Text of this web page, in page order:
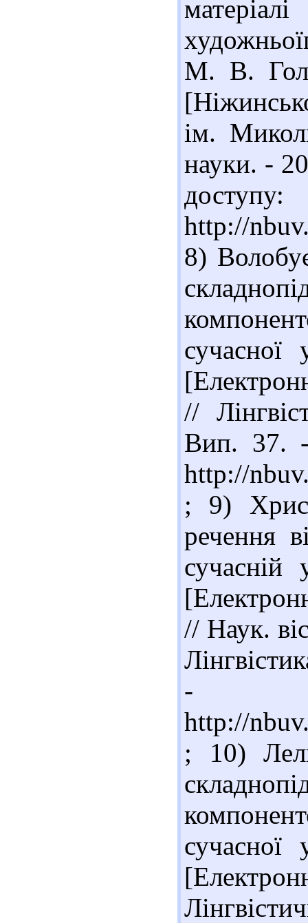
М. В.
ім.
науки. -
доступу:
http://
8)
сучасної
//
Вип. 37.
http://
; 9)
речення
сучасній
// Наук.
-
http://
; 10)
сучасної